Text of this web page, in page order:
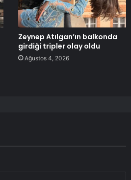
Zeynep Atılgan’ın balkonda
girdiği tripler olay oldu
Ağustos 4, 2026